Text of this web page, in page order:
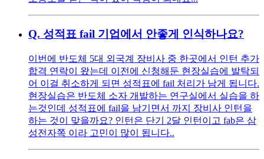
Q. 성적표 fail 기업에서 안좋게 인식하나요?
이번에 반도체 5대 외국계 장비사 중 한곳에서 인턴 추가
합격 연락이 왔는데 이전에 신청해둔 현장실습에 발탁되
어 이걸 취소하게 되면 성적표에 fail 처리가 남게 됩니다.
현장실습은 반도체 소자 개발하는 연구실에서 실습을 하
는것인데 성적표에 fail을 남기면서 까지 장비사 인턴을
하는 것이 맞을까요? 인턴은 단기 2달 인턴이고 fab은 삼
성전자쪽 이라 고민이 많이 됩니다..